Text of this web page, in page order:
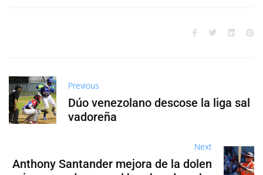
Previous
Dúo venezolano descose la liga sal
vadoreña
Next
Anthony Santander mejora de la dolen